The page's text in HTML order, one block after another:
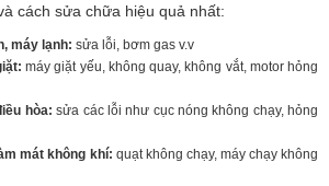
cách sửa chữa hiệu quả nhất:
máy lạnh: sửa lỗi, bơm gas v.v
máy giặt yếu, không quay, không vắt, motor hỏng
hòa: sửa các lỗi như cục nóng không chạy, hỏng
mát không khí: quạt không chạy, máy chạy không